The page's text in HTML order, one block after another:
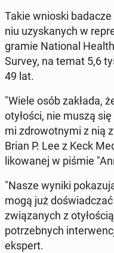
Takie wnioski
niu uzyskanych w
gramie Na­tion­al
Survey, na temat 5,6
49 lat.
"Wiele osób zakłada,
otyłoś­ci, nie muszą
mi zdrowot­ny­mi z nią
Brian P. Lee z Keck
likowanej w piśmie
"Nasze wyniki
mogą już
związanych z
potrzeb­nych
ekspert.